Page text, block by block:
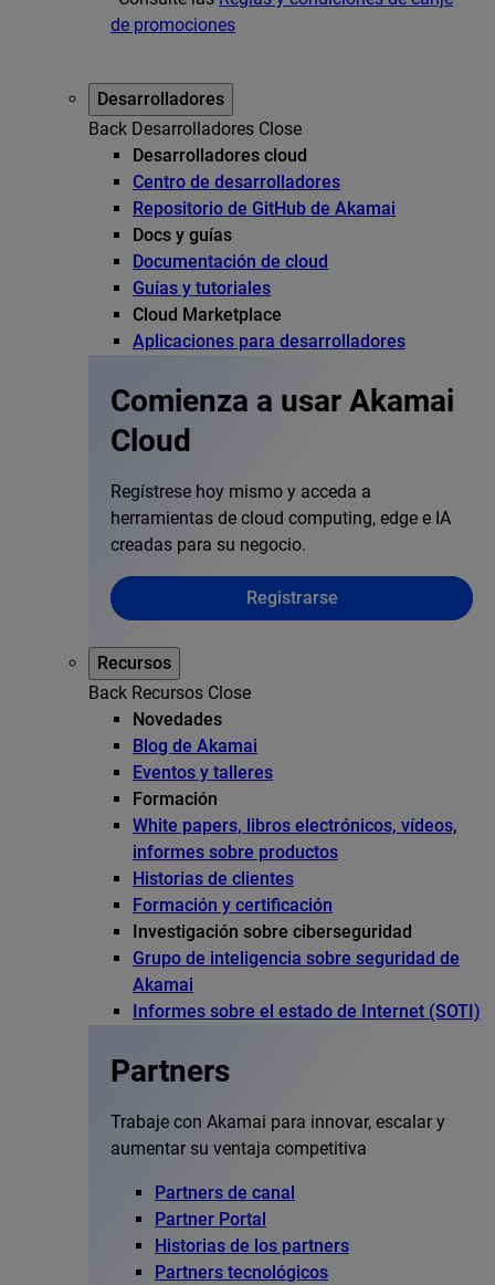
de promociones
Desarrolladores
Back Desarrolladores Close
Desarrolladores cloud
Centro de desarrolladores
Repositorio de GitHub de Akamai
Docs y guías
Documentación de cloud
Guías y tutoriales
Cloud Marketplace
Aplicaciones para desarrolladores
Comienza a usar Akamai
Cloud
Regístrese hoy mismo y acceda a
herramientas de cloud computing, edge e IA
creadas para su negocio.
Registrarse
Recursos
Back Recursos Close
Novedades
Blog de Akamai
Eventos y talleres
Formación
White papers, libros electrónicos, vídeos,
informes sobre productos
Historias de clientes
Formación y certificación
Investigación sobre ciberseguridad
Grupo de inteligencia sobre seguridad de
Akamai
Informes sobre el estado de Internet (SOTI)
Partners
Trabaje con Akamai para innovar, escalar y
aumentar su ventaja competitiva
Partners de canal
Partner Portal
Historias de los partners
Partners tecnológicos